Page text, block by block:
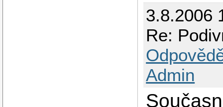
3.8.2006
Re:
Admin